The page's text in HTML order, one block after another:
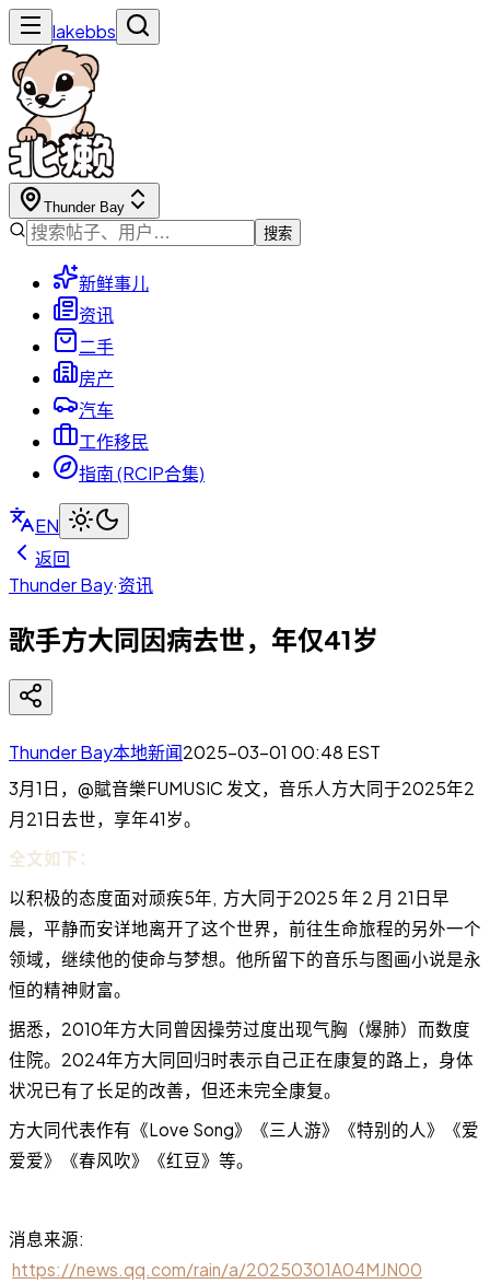
lakebbs
Thunder Bay
搜索
新鲜事儿
资讯
二手
房产
汽车
工作移民
指南 (RCIP合集)
EN
返回
Thunder Bay·资讯
歌手方大同因病去世，年仅41岁
Thunder Bay本地新闻2025-03-01 00:48 EST
3月1日，@賦音樂FUMUSIC 发文，音乐人方大同于2025年2
月21日去世，享年41岁。
全文如下：
以积极的态度面对顽疾5年, 方大同于2025 年 2 月 21日早
晨，平静而安详地离开了这个世界，前往生命旅程的另外一个
领域，继续他的使命与梦想。他所留下的音乐与图画小说是永
恒的精神财富。
据悉，2010年方大同曾因操劳过度出现气胸（爆肺）而数度
住院。2024年方大同回归时表示自己正在康复的路上，身体
状况已有了长足的改善，但还未完全康复。
方大同代表作有《Love Song》《三人游》《特别的人》《爱
爱爱》《春风吹》《红豆》等。
消息来源:
https://news.qq.com/rain/a/20250301A04MJN00